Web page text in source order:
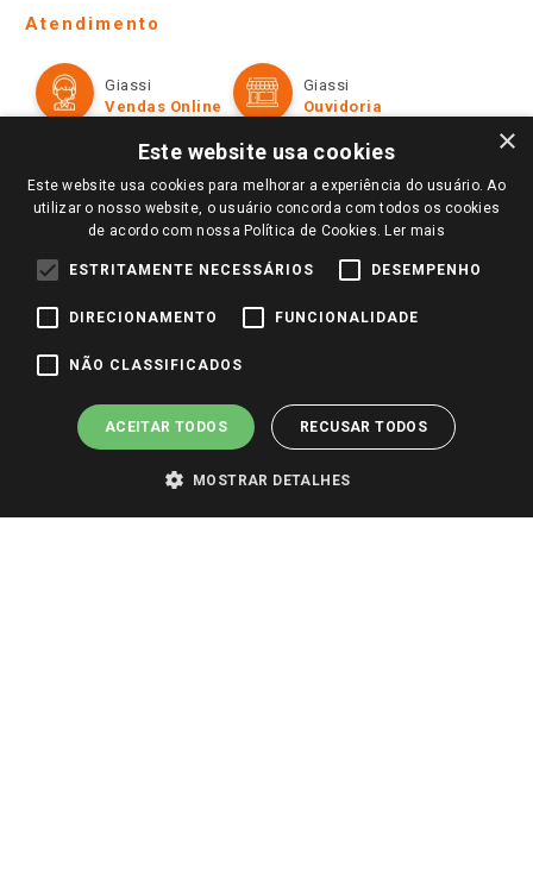
Ofertas
Televendas
Amigo Giassi
Perguntas frequentes
Formas de Pagamento
Políticas de entrega
Atendimento
Giassi
Vendas Online
Giassi
Ouvidoria
Redes Sociais
×
Este website usa cookies
Este website usa cookies para melhorar a experiência do usuário. Ao
utilizar o nosso website, o usuário concorda com todos os cookies
de acordo com nossa Política de Cookies. Ler mais
ESTRITAMENTE NECESSÁRIOS DESEMPENHO
DIRECIONAMENTO FUNCIONALIDADE
NÃO CLASSIFICADOS
ACEITAR TODOS RECUSAR TODOS
MOSTRAR DETALHES